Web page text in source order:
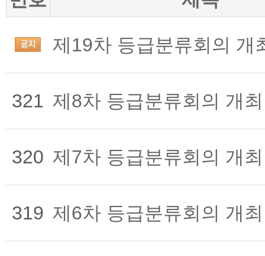
제19차 등급분류회의 개
321 제8차 등급분류회의 개
320 제7차 등급분류회의 개
319 제6차 등급분류회의 개